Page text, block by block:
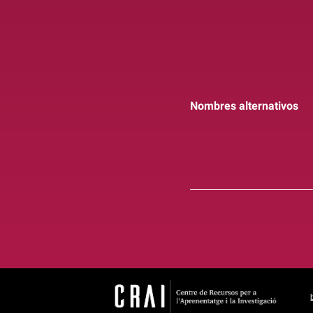
Nombres alternativos